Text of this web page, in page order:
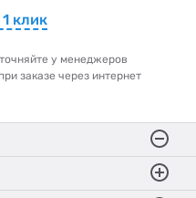
клик
у менеджеров
заказе через интернет